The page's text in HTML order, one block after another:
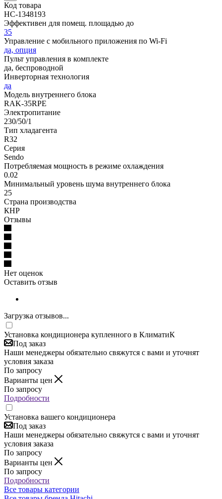
Код товара
НС-1348193
Эффективен для помещ. площадью до
35
Управление c мобильного приложения по Wi-Fi
да, опция
Пульт управления в комплекте
да, беспроводной
Инверторная технология
да
Модель внутреннего блока
RAK-35RPE
Электропитание
230/50/1
Тип хладагента
R32
Серия
Sendo
Потребляемая мощность в режиме охлаждения
0.02
Минимальный уровень шума внутреннего блока
25
Страна производства
КНР
Отзывы
Нет оценок
Оставить отзыв
Загрузка отзывов...
Установка кондиционера купленного в КлиматиК
Под заказ
Наши менеджеры обязательно свяжутся с вами и уточнят
условия заказа
По запросу
Варианты цен
По запросу
Подробности
Установка вашего кондиционера
Под заказ
Наши менеджеры обязательно свяжутся с вами и уточнят
условия заказа
По запросу
Варианты цен
По запросу
Подробности
Все товары категории